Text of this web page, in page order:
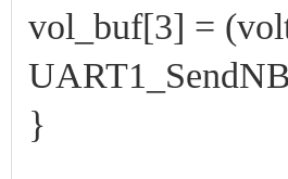
vol_buf[3] =
}